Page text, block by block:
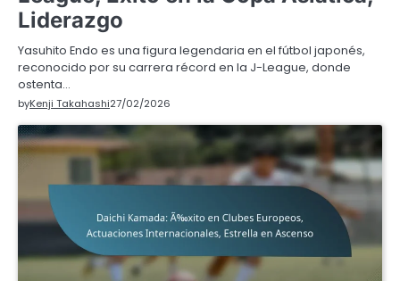
Liderazgo
Yasuhito Endo es una figura legendaria en el fútbol japonés,
reconocido por su carrera récord en la J-League, donde
ostenta…
byKenji Takahashi27/02/2026